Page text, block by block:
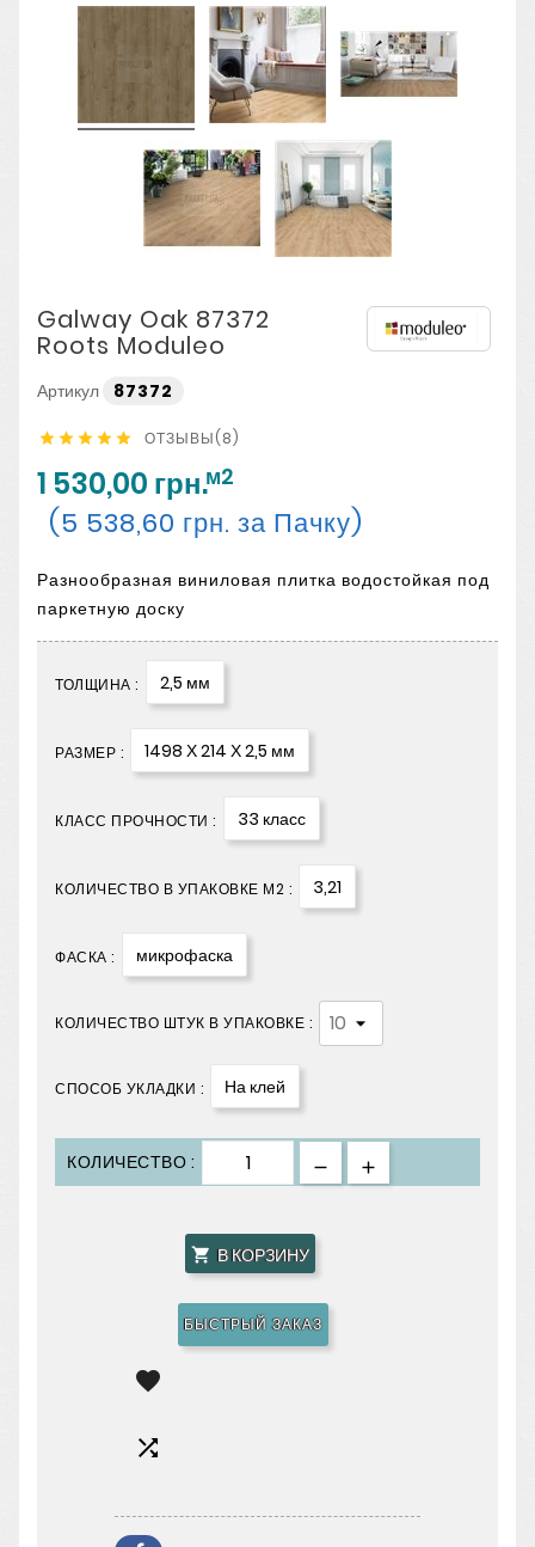
Galway Oak 87372
Roots Moduleo
Артикул 87372
     ОТЗЫВЫ(8)
1 530,00 грн.м2
(5 538,60 грн. за Пачку)
Разнообразная виниловая плитка водостойкая под
паркетную доску
ТОЛЩИНА : 2,5 мм
РАЗМЕР : 1498 Х 214 Х 2,5 мм
КЛАСС ПРОЧНОСТИ : 33 класс
КОЛИЧЕСТВО В УПАКОВКЕ М2 : 3,21
ФАСКА : микрофаска
КОЛИЧЕСТВО ШТУК В УПАКОВКЕ :
СПОСОБ УКЛАДКИ : На клей
КОЛИЧЕСТВО :
 В КОРЗИНУ
БЫСТРЫЙ ЗАКАЗ

